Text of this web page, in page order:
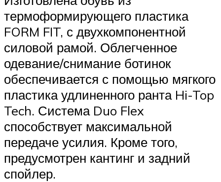
термоформирующего пластика
FORM FIT, с двухкомпонентной
силовой рамой. Облегченное
одевание/снимание ботинок
обеспечивается с помощью мягкого
пластика удлиненного ранта Hi-Top
Tech. Система Duo Flex
способствует максимальной
передаче усилия. Кроме того,
предусмотрен кантинг и задний
спойлер.